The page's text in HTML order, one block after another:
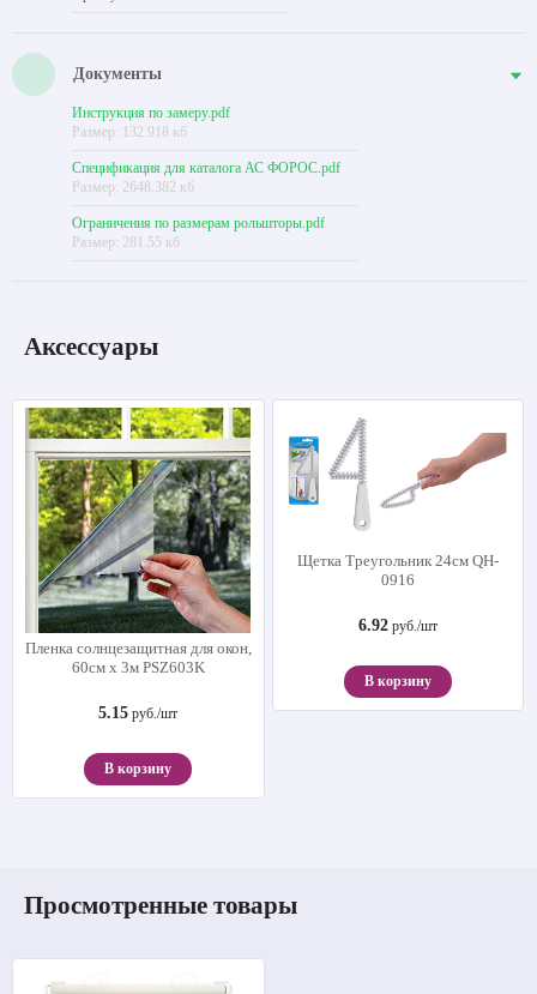
Документы
Инструкция по замеру.pdf
Размер: 132.918 кб
Спецификация для каталога АС ФОРОС.pdf
Размер: 2648.382 кб
Ограничения по размерам рольшторы.pdf
Размер: 281.55 кб
Аксессуары
Пленка солнцезащитная для окон,
60см х 3м PSZ603K
5.15 руб./шт
В корзину
Щетка Треугольник 24см QH-
0916
6.92руб./шт
В корзину
Просмотренные товары